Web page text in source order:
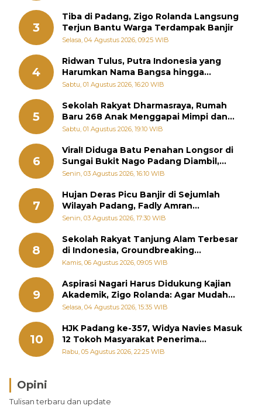
3
Tiba di Padang, Zigo Rolanda Langsung
Terjun Bantu Warga Terdampak Banjir
Selasa, 04 Agustus 2026, 09:25 WIB
4
Ridwan Tulus, Putra Indonesia yang
Harumkan Nama Bangsa hingga
Diabadikan dalam Buku Jepang
Sabtu, 01 Agustus 2026, 16:20 WIB
5
Sekolah Rakyat Dharmasraya, Rumah
Baru 268 Anak Menggapai Mimpi dan
Memutus Rantai Kemiskinan
Sabtu, 01 Agustus 2026, 19:10 WIB
6
Viral! Diduga Batu Penahan Longsor di
Sungai Bukit Nago Padang Diambil,
Warga Khawatir Bencana Terulang
Senin, 03 Agustus 2026, 16:10 WIB
7
Hujan Deras Picu Banjir di Sejumlah
Wilayah Padang, Fadly Amran
Perintahkan OPD Siaga
Senin, 03 Agustus 2026, 17:30 WIB
8
Sekolah Rakyat Tanjung Alam Terbesar
di Indonesia, Groundbreaking
September
Kamis, 06 Agustus 2026, 09:05 WIB
9
Aspirasi Nagari Harus Didukung Kajian
Akademik, Zigo Rolanda: Agar Mudah
Diperjuangkan di Kementerian
Selasa, 04 Agustus 2026, 15:35 WIB
10
HJK Padang ke-357, Widya Navies Masuk
12 Tokoh Masyarakat Penerima
Penghargaan Pemko Padang
Rabu, 05 Agustus 2026, 22:25 WIB
Opini
Tulisan terbaru dan update